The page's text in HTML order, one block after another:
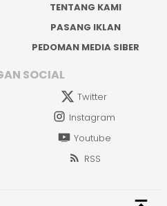
TENTANG KAMI
PASANG IKLAN
PEDOMAN MEDIA SIBER
SOCIAL
Twitter
Instagram
Youtube
RSS